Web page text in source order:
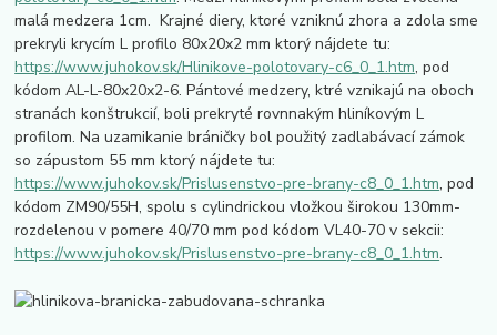
malá medzera 1cm. Krajné diery, ktoré vzniknú zhora a zdola sme
prekryli krycím L profilo 80x20x2 mm ktorý nájdete tu:
https://www.juhokov.sk/Hlinikove-polotovary-c6_0_1.htm, pod
kódom AL-L-80x20x2-6. Pántové medzery, ktré vznikajú na oboch
stranách konštrukcií, boli prekryté rovnnakým hliníkovým L
profilom. Na uzamikanie bráničky bol použitý zadlabávací zámok
so zápustom 55 mm ktorý nájdete tu:
https://www.juhokov.sk/Prislusenstvo-pre-brany-c8_0_1.htm, pod
kódom ZM90/55H, spolu s cylindrickou vložkou širokou 130mm-
rozdelenou v pomere 40/70 mm pod kódom VL40-70 v sekcii:
https://www.juhokov.sk/Prislusenstvo-pre-brany-c8_0_1.htm.